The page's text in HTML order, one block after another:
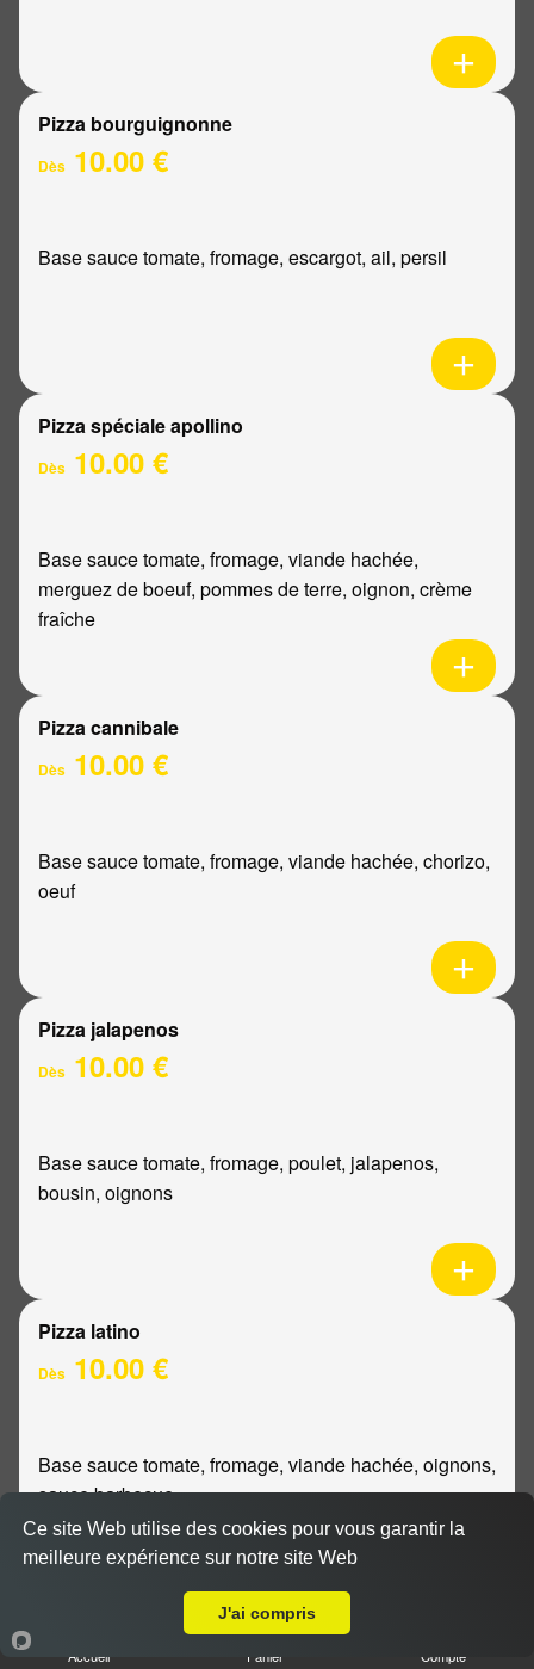
Pizza bourguignonne
Dès 10.00 €
Base sauce tomate, fromage, escargot, ail, persil
Pizza spéciale apollino
Dès 10.00 €
Base sauce tomate, fromage, viande hachée,
merguez de boeuf, pommes de terre, oignon, crème
fraîche
Pizza cannibale
Dès 10.00 €
Base sauce tomate, fromage, viande hachée, chorizo,
oeuf
Pizza jalapenos
Dès 10.00 €
Base sauce tomate, fromage, poulet, jalapenos,
bousin, oignons
Pizza latino
Dès 10.00 €
Base sauce tomate, fromage, viande hachée, oignons,
sauce barbecue
Accueil Panier Compte
Ce site Web utilise des cookies pour vous garantir la
meilleure expérience sur notre site Web
J'ai compris